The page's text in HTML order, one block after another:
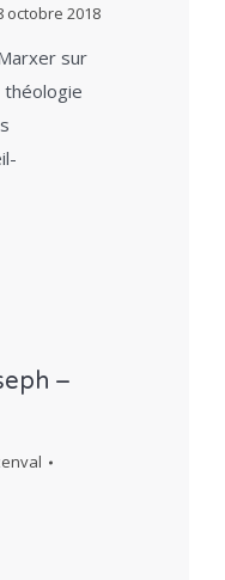
octobre 2018
sur
–